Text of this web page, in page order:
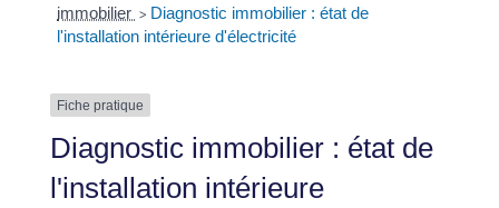
immobilier > Diagnostic immobilier : état de
l'installation intérieure d'électricité
Fiche pratique
Diagnostic immobilier : état de
l'installation intérieure